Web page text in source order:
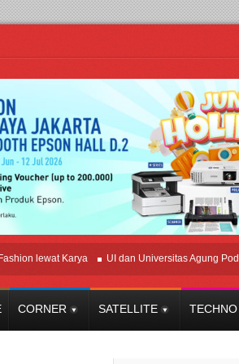
Karya UI dan Universitas Agung Podomoro
CORNER SATELLITE TECHNO